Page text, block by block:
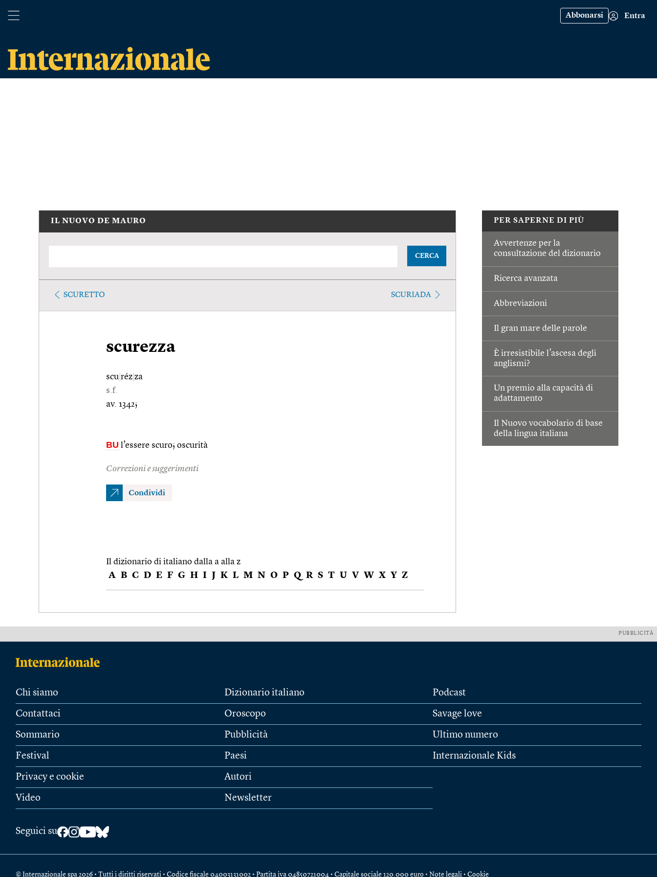
Abbonarsi Entra
PER SAPERNE DI PIÙ
Avvertenze per la
consultazione del dizionario
Ricerca avanzata
Abbreviazioni
Il gran mare delle parole
È irresistibile l’ascesa degli
anglismi?
Un premio alla capacità di
adattamento
Il Nuovo vocabolario di base
della lingua italiana
IL NUOVO DE MAURO
CERCA
SCURETTO SCURIADA
scurezza
scu réz za
s.f.
av. 1342;
BU l’essere scuro; oscurità
Correzioni e suggerimenti
Condividi
Il dizionario di italiano dalla a alla z
A B C D E F G H I J K L M N O P Q R S T U V W X Y Z
PUBBLICITÀ
Chi siamo
Contattaci
Sommario
Festival
Privacy e cookie
Video
Dizionario italiano
Oroscopo
Pubblicità
Paesi
Autori
Newsletter
Podcast
Savage love
Ultimo numero
Internazionale Kids
Seguici su
© Internazionale spa 2026 • Tutti i diritti riservati • Codice fiscale 04003131002 • Partita iva 04850721004 • Capitale sociale 120.000 euro • Note legali • Cookie